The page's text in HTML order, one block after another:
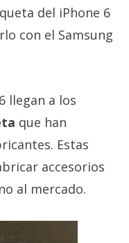
del iPhone 6
con el Samsung
llegan a los
que han
Estas
accesorios
al mercado.